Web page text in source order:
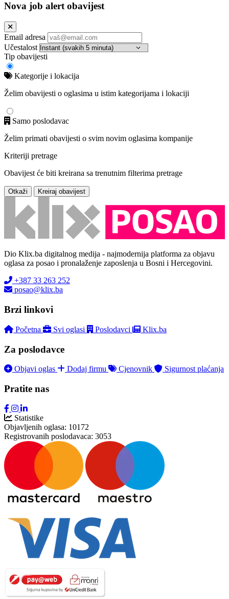
Nova job alert obavijest
Email adresa
Učestalost
Tip obavijesti
Kategorije i lokacija
Želim obavijesti o oglasima u istim kategorijama i lokaciji
Samo poslodavac
Želim primati obavijesti o svim novim oglasima kompanije
Kriteriji pretrage
Obavijest će biti kreirana sa trenutnim filterima pretrage
Otkaži Kreiraj obavijest
Dio Klix.ba digitalnog medija - najmodernija platforma za objavu
oglasa za posao i pronalaženje zaposlenja u Bosni i Hercegovini.
+387 33 263 252
posao@klix.ba
Brzi linkovi
Početna Svi oglasi Poslodavci Klix.ba
Za poslodavce
Objavi oglas Dodaj firmu Cjenovnik Sigurnost plaćanja
Pratite nas
Statistike
Objavljenih oglasa: 10172
Registrovanih poslodavaca: 3053